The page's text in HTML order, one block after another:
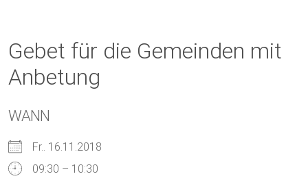
Gebet für die Gemeinden mit
Anbetung
WANN
Fr.. 16.11.2018
09:30 – 10:30